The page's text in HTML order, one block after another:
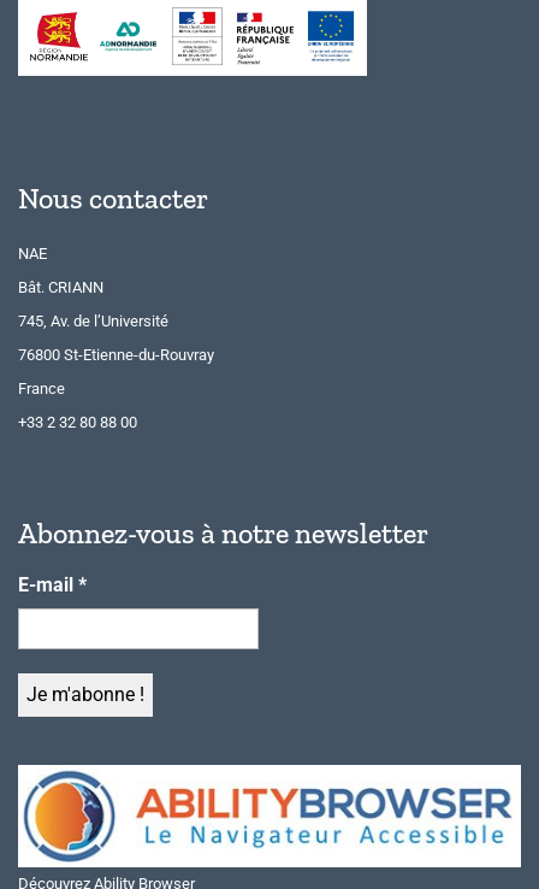
Nous contacter
NAE
Bât. CRIANN
745, Av. de l’Université
76800 St-Etienne-du-Rouvray
France
+33 2 32 80 88 00
Abonnez-vous à notre newsletter
E-mail *
Découvrez Ability Browser